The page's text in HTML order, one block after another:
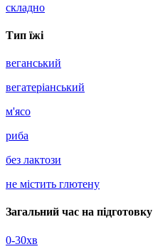
складно
Тип їжі
веганський
вегатерiанський
м'ясо
риба
без лактози
не містить глютену
Загальний час на підготовку
0-30хв